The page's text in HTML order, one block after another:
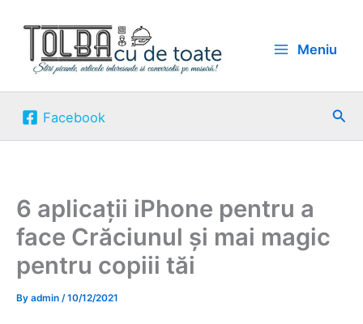
content
Meniu
Facebook
6 aplicații iPhone pentru a
face Crăciunul și mai magic
pentru copiii tăi
By admin /10/12/2021